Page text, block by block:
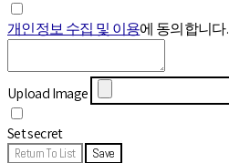
개인정보 수집 및 이용에 동의합니다.
Upload Image
Set secret
Return To List Save